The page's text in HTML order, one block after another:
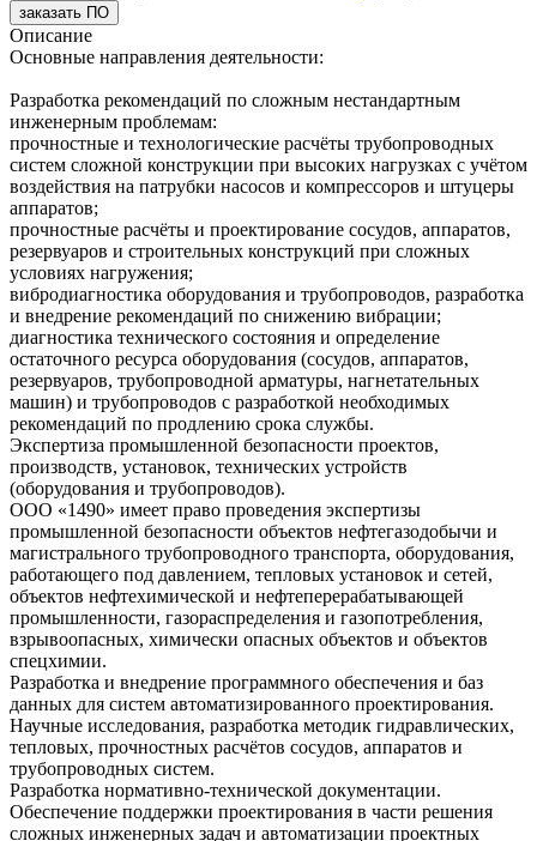
заказать ПО
Описание
Основные направления деятельности:
Разработка рекомендаций по сложным нестандартным
инженерным проблемам:
прочностные и технологические расчёты трубопроводных
систем сложной конструкции при высоких нагрузках c учётом
воздействия на патрубки насосов и компрессоров и штуцеры
аппаратов;
прочностные расчёты и проектирование сосудов, аппаратов,
резервуаров и строительных конструкций при сложных
условиях нагружения;
вибродиагностика оборудования и трубопроводов, разработка
и внедрение рекомендаций по снижению вибрации;
диагностика технического состояния и определение
остаточного ресурса оборудования (сосудов, аппаратов,
резервуаров, трубопроводной арматуры, нагнетательных
машин) и трубопроводов с разработкой необходимых
рекомендаций по продлению срока службы.
Экспертиза промышленной безопасности проектов,
производств, установок, технических устройств
(оборудования и трубопроводов).
ООО «1490» имеет право проведения экспертизы
промышленной безопасности объектов нефтегазодобычи и
магистрального трубопроводного транспорта, оборудования,
работающего под давлением, тепловых установок и сетей,
объектов нефтехимической и нефтеперерабатывающей
промышленности, газораспределения и газопотребления,
взрывоопасных, химически опасных объектов и объектов
спецхимии.
Разработка и внедрение программного обеспечения и баз
данных для систем автоматизированного проектирования.
Научные исследования, разработка методик гидравлических,
тепловых, прочностных расчётов сосудов, аппаратов и
трубопроводных систем.
Разработка нормативно-технической документации.
Обеспечение поддержки проектирования в части решения
сложных инженерных задач и автоматизации проектных